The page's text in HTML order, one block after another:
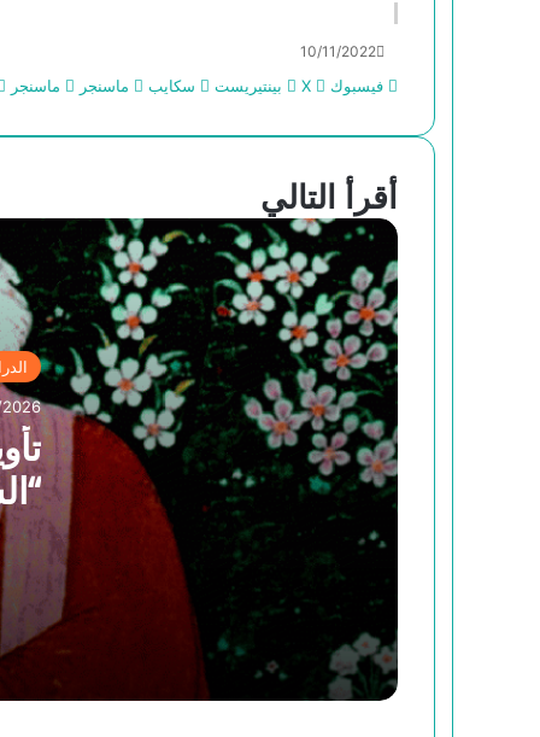
10/11/2022
فيسبوك ‫X بينتيريست سكايب ماسنجر ماسنجر
أقرأ التالي
“السحر والعلم والدين عند الشعوب
الفينومينولوجيا عند إدموند هوسرل- بحث
في نشأتها وعناصرها الأساسية
ابن رشد والكنيسة
أدلة إثبات النبوة عند المتكلمين في
ميزان فلاسفة الإسلام-ابن رشد أنموذجا
الحجاج الفلسفي- محفوظ السعيدي
إلتباسات المثنى بصدد استئناف القول
في الغزالي وابن رشد
الفارغ من الكون: في حضرة العارف
محمد بن عبد الجبّار النفّري